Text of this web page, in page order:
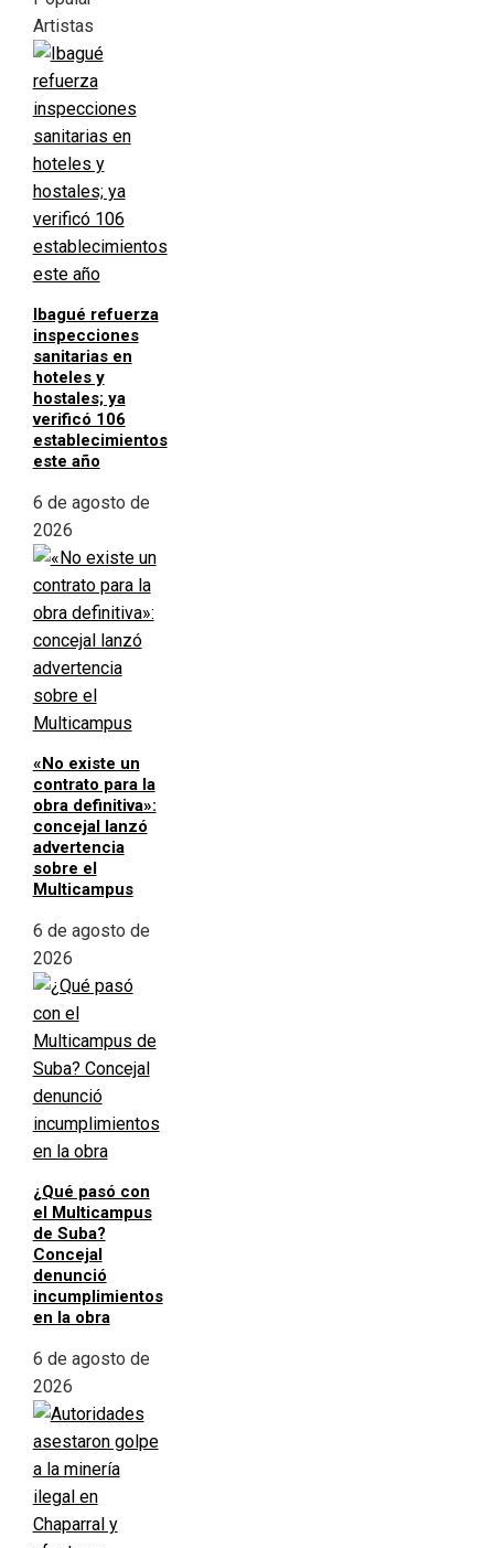
Artistas
Ibagué refuerza
inspecciones
sanitarias en
hoteles y
hostales; ya
verificó 106
establecimientos
este año
6 de agosto de
2026
«No existe un
contrato para la
obra definitiva»:
concejal lanzó
advertencia
sobre el
Multicampus
6 de agosto de
2026
¿Qué pasó con
el Multicampus
de Suba?
Concejal
denunció
incumplimientos
en la obra
6 de agosto de
2026